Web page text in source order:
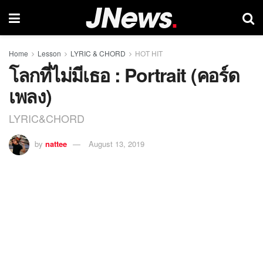
Home Lesson LYRIC & CHORD HOT HIT
โลกที่ไม่มีเธอ : Portrait (คอร์ด
เพลง)
LYRIC&CHORD
by nattee August 13, 2019